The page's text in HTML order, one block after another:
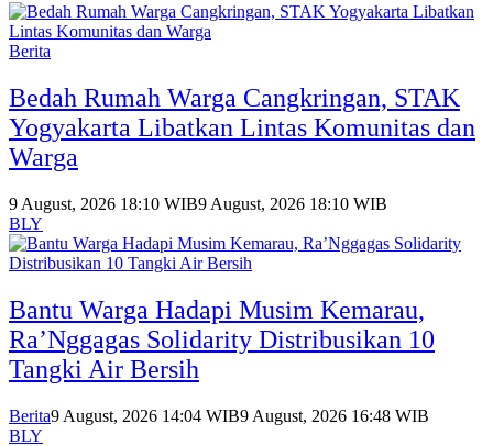
Berita
Bedah Rumah Warga Cangkringan, STAK
Yogyakarta Libatkan Lintas Komunitas dan
Warga
9 August, 2026 18:10 WIB9 August, 2026 18:10 WIB
BLY
Bantu Warga Hadapi Musim Kemarau,
Ra’Nggagas Solidarity Distribusikan 10
Tangki Air Bersih
Berita9 August, 2026 14:04 WIB9 August, 2026 16:48 WIB
BLY